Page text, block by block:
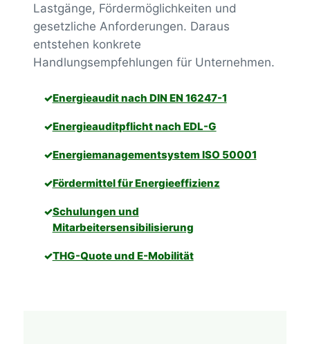
Lastgänge, Fördermöglichkeiten und
gesetzliche Anforderungen. Daraus
entstehen konkrete
Handlungsempfehlungen für Unternehmen.
Energieaudit nach DIN EN 16247-1
Energieauditpflicht nach EDL-G
Energiemanagementsystem ISO 50001
Fördermittel für Energieeffizienz
Schulungen und
Mitarbeitersensibilisierung
THG-Quote und E-Mobilität